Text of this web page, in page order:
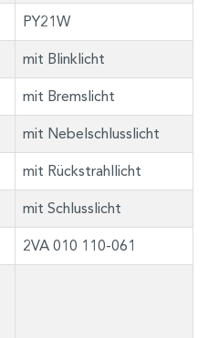
PY21W
mit Blinklicht
mit Bremslicht
mit Nebelschlusslicht
mit Rückstrahllicht
mit Schlusslicht
2VA 010 110-061